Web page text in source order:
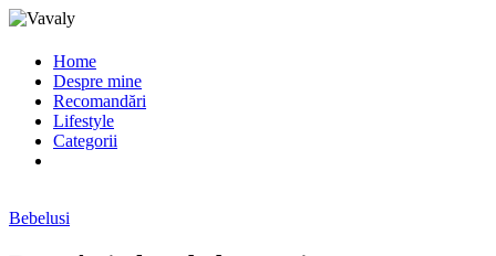
Home
Despre mine
Recomandări
Lifestyle
Categorii
Bebelusi